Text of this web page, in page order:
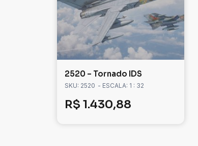
2520 – Tornado IDS
SKU: 2520 - ESCALA: 1 : 32
R$ 1.430,88